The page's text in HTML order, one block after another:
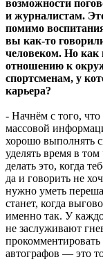
возможности
и журналистам.
помимо
вы как-то
человеком. Но
отношению к
спортсменам, у
карьера?
- Начнём с того,
массовой
хорошо выполнять
уделять время в
делать это, когда
да и говорить не
нужно уметь
станет, когда
именно так. У
не заслуживают
прокомментировать
автографов — это